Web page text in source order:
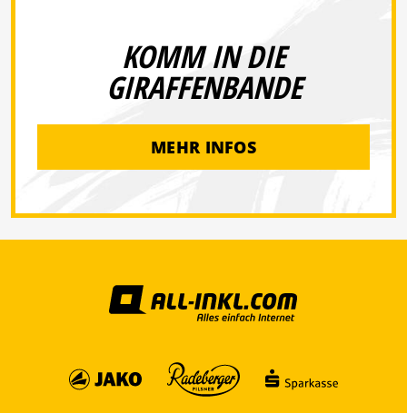
KOMM IN DIE
GIRAFFENBANDE
MEHR INFOS